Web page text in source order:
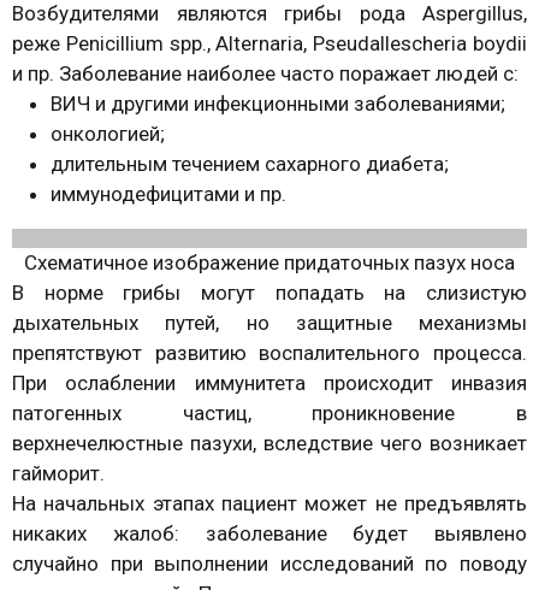
Возбудителями являются грибы рода Aspergillus,
реже Penicillium spp., Alternaria, Pseudallescheria boydii
и пр. Заболевание наиболее часто поражает людей с:
ВИЧ и другими инфекционными заболеваниями;
онкологией;
длительным течением сахарного диабета;
иммунодефицитами и пр.
Схематичное изображение придаточных пазух носа
В норме грибы могут попадать на слизистую
дыхательных путей, но защитные механизмы
препятствуют развитию воспалительного процесса.
При ослаблении иммунитета происходит инвазия
патогенных частиц, проникновение в
верхнечелюстные пазухи, вследствие чего возникает
гайморит.
На начальных этапах пациент может не предъявлять
никаких жалоб: заболевание будет выявлено
случайно при выполнении исследований по поводу